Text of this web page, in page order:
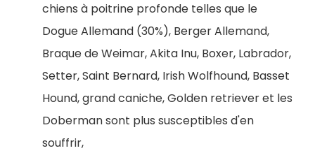
chiens à poitrine profonde telles que le
Dogue Allemand (30%), Berger Allemand,
Braque de Weimar, Akita Inu, Boxer, Labrador,
Setter, Saint Bernard, Irish Wolfhound, Basset
Hound, grand caniche, Golden retriever et les
Doberman sont plus susceptibles d'en
souffrir,